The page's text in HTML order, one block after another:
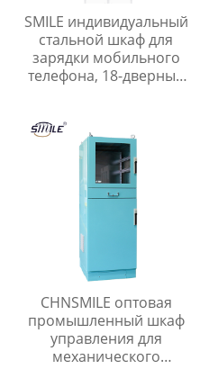
SMILE индивидуальный
стальной шкаф для
зарядки мобильного
телефона, 18-дверный
CHNSMILE оптовая
промышленный шкаф
управления для
механического